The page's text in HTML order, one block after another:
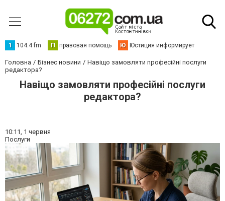
1 104.4 fm П правовая помощь Ю Юстиция информирует
Головна Бізнес новини
Навіщо замовляти професійні послуги
редактора?
Навіщо замовляти професійні послуги
редактора?
10:11, 1 червня
Послуги